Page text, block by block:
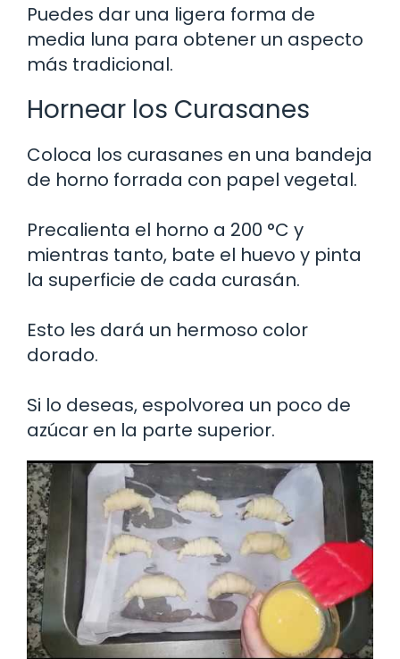
Puedes dar una ligera forma de
media luna para obtener un aspecto
más tradicional.
Hornear los Curasanes
Coloca los curasanes en una bandeja
de horno forrada con papel vegetal.
Precalienta el horno a 200 °C y
mientras tanto, bate el huevo y pinta
la superficie de cada curasán.
Esto les dará un hermoso color
dorado.
Si lo deseas, espolvorea un poco de
azúcar en la parte superior.